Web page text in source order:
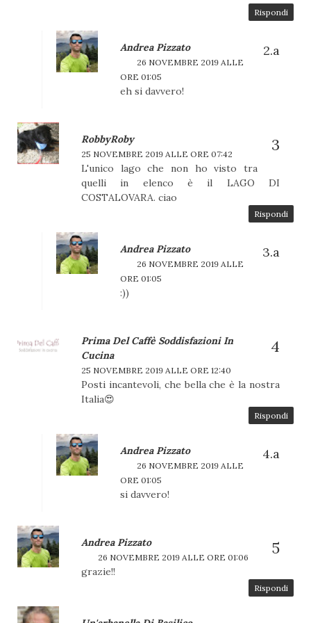
Rispondi
Andrea Pizzato
26 NOVEMBRE 2019 ALLE
ORE 01:05
eh si davvero!
RobbyRoby
25 NOVEMBRE 2019 ALLE ORE 07:42
L'unico lago che non ho visto tra
quelli in elenco è il LAGO DI
COSTALOVARA. ciao
Rispondi
Andrea Pizzato
26 NOVEMBRE 2019 ALLE
ORE 01:05
:))
Prima Del Caffè Soddisfazioni In
Cucina
25 NOVEMBRE 2019 ALLE ORE 12:40
Posti incantevoli, che bella che è la nostra
Italia😍
Rispondi
Andrea Pizzato
26 NOVEMBRE 2019 ALLE
ORE 01:05
si davvero!
Andrea Pizzato
26 NOVEMBRE 2019 ALLE ORE 01:06
grazie!!
Rispondi